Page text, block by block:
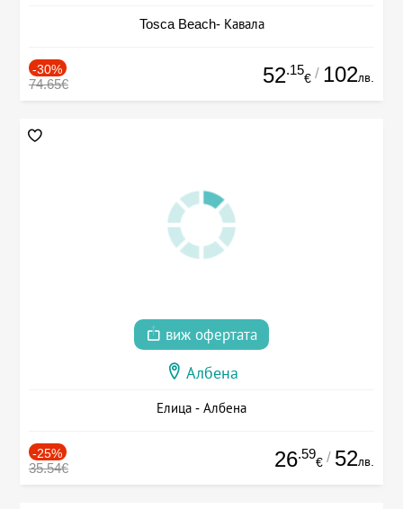
Tosca Beach- Кавала
-30%
74.65€ 52.15
€ / 102лв.
виж офертата
Албена
Елица - Албена
-25%
35.54€ 26.59
€ / 52лв.